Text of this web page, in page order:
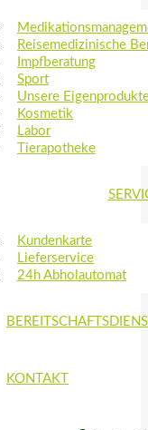
Reisemedizinische
Impfberatung
Sport
Unsere
Kosmetik
Labor
Tierapotheke
Kundenkarte
Lieferservice
24h Abholautomat
KONTAKT